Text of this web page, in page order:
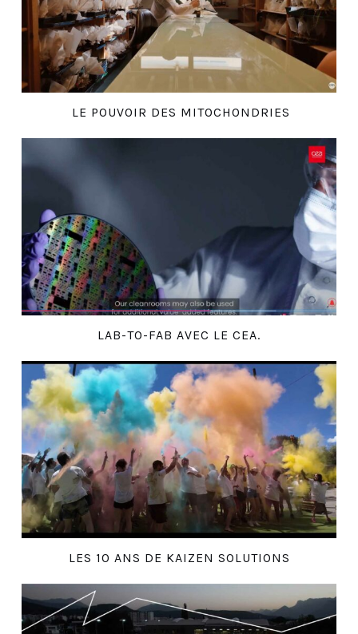
LE POUVOIR DES MITOCHONDRIES
LAB-TO-FAB AVEC LE CEA.
LES 10 ANS DE KAIZEN SOLUTIONS